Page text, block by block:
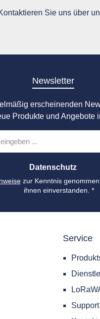
Sie uns über
Newsletter
erscheinenden
Produkte und Angebote
Datenschutz
zur Kenntnis
ihnen einverstanden. *
Service
Support